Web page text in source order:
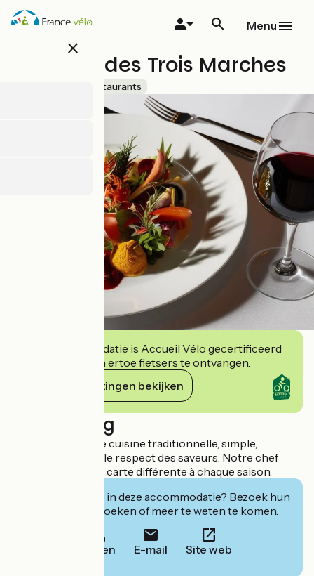
Overslaan
en
close
Menu
Auberge des Trois Marches
Restaurants
Deze accommodatie is Accueil Vélo gecertificeerd
en verbindt zich ertoe fietsers te ontvangen.
Haar verplichtingen bekijken
Beschrijving
Au restaurant, une cuisine traditionnelle, simple,
authentique, dans le respect des saveurs. Notre chef
vous propose une carte différente à chaque saison.
Geïnteresseerd in deze accommodatie? Bezoek hun
website om te boeken of meer te weten te komen.
Bellen E-mail Site web